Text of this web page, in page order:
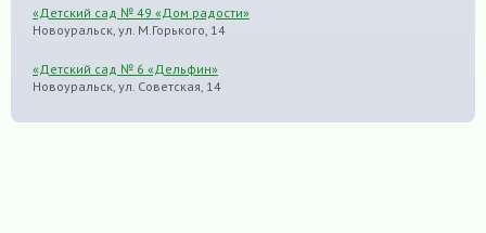
«Детский сад № 49 «Дом радости»
Новоуральск, ул. М.Горького, 14
«Детский сад № 6 «Дельфин»
Новоуральск, ул. Советская, 14